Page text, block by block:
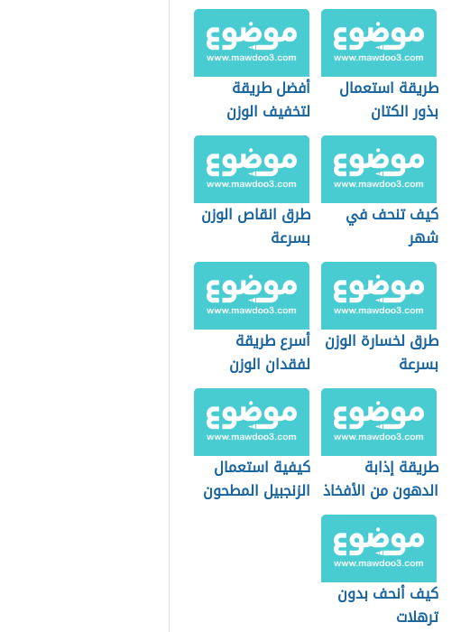
طريقة استعمال
بذور الكتان
للتنحيف
أفضل طريقة
لتخفيف الوزن
كيف تنحف في
شهر
طرق انقاص الوزن
بسرعة
طرق لخسارة الوزن
بسرعة
أسرع طريقة
لفقدان الوزن
طريقة إذابة
الدهون من الأفخاذ
كيفية استعمال
الزنجبيل المطحون
كيف أنحف بدون
ترهلات